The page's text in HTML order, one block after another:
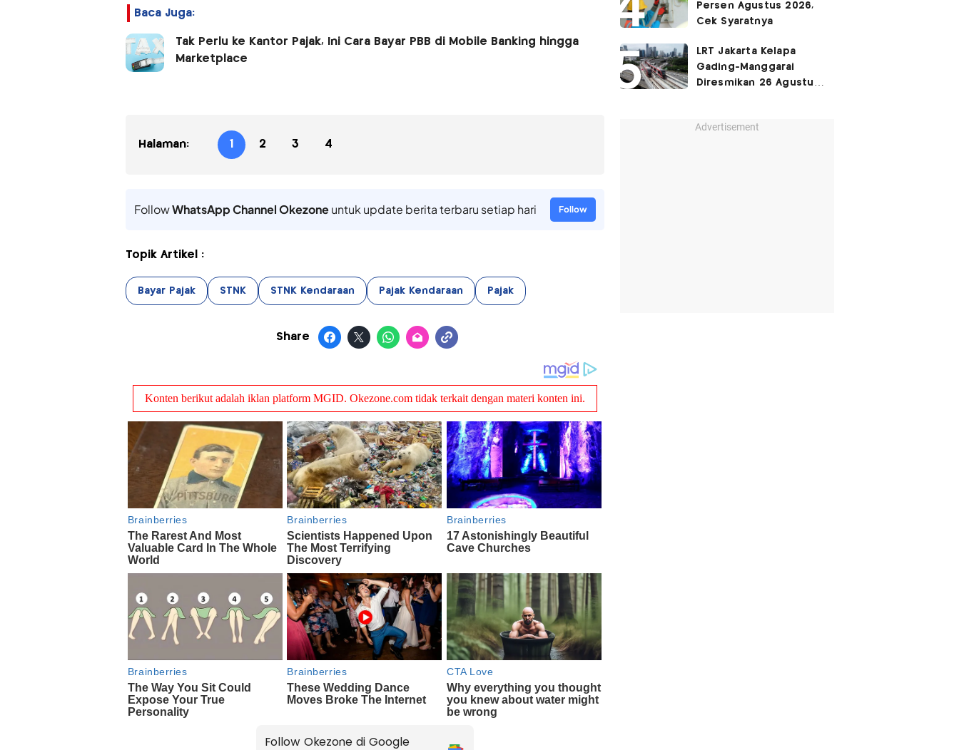
Baca Juga:
Tak Perlu ke Kantor Pajak, Ini Cara Bayar PBB di Mobile Banking hingga
Marketplace
Halaman: 1 2 3 4
FollowWhatsApp Channel Okezoneuntuk update berita terbaru setiap hari Follow
Topik Artikel :
Bayar Pajak STNK STNK Kendaraan Pajak Kendaraan Pajak
Share
Follow Okezone di Google
Persen Agustus 2026,
Cek Syaratnya
LRT Jakarta Kelapa
Gading-Manggarai
Diresmikan 26 Agustus
Advertisement